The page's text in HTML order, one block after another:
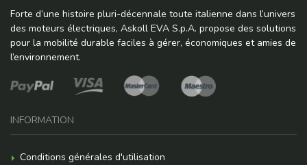
Forte d’une histoire pluri-décennale toute italienne dans l’univers
des moteurs électriques, Askoll EVA S.p.A. propose des solutions
pour la mobilité durable faciles à gérer, économiques et amies de
l’environnement.
INFORMATION
Conditions générales d'utilisation